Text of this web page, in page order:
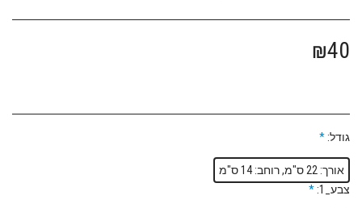
₪40
גודל: *
אורך: 22 ס"מ, רוחב: 14 ס"מ
צבע_1:
*